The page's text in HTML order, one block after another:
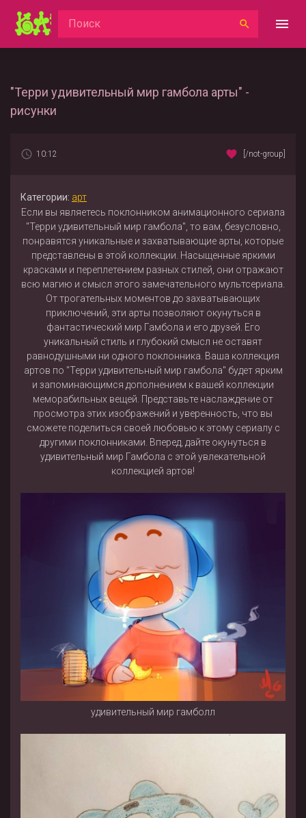
"Терри удивительный мир гамбола арты" -
рисунки
10:12 [/not-group]
Категории: арт
Если вы являетесь поклонником анимационного сериала
"Терри удивительный мир гамбола", то вам, безусловно,
понравятся уникальные и захватывающие арты, которые
представлены в этой коллекции. Насыщенные яркими
красками и переплетением разных стилей, они отражают
всю магию и смысл этого замечательного мультсериала.
От трогательных моментов до захватывающих
приключений, эти арты позволяют окунуться в
фантастический мир Гамбола и его друзей. Его
уникальный стиль и глубокий смысл не оставят
равнодушными ни одного поклонника. Ваша коллекция
артов по "Терри удивительный мир гамбола" будет ярким
и запоминающимся дополнением к вашей коллекции
меморабильных вещей. Представьте наслаждение от
просмотра этих изображений и уверенность, что вы
сможете поделиться своей любовью к этому сериалу с
другими поклонниками. Вперед, дайте окунуться в
удивительный мир Гамбола с этой увлекательной
коллекцией артов!
удивительный мир гамболл